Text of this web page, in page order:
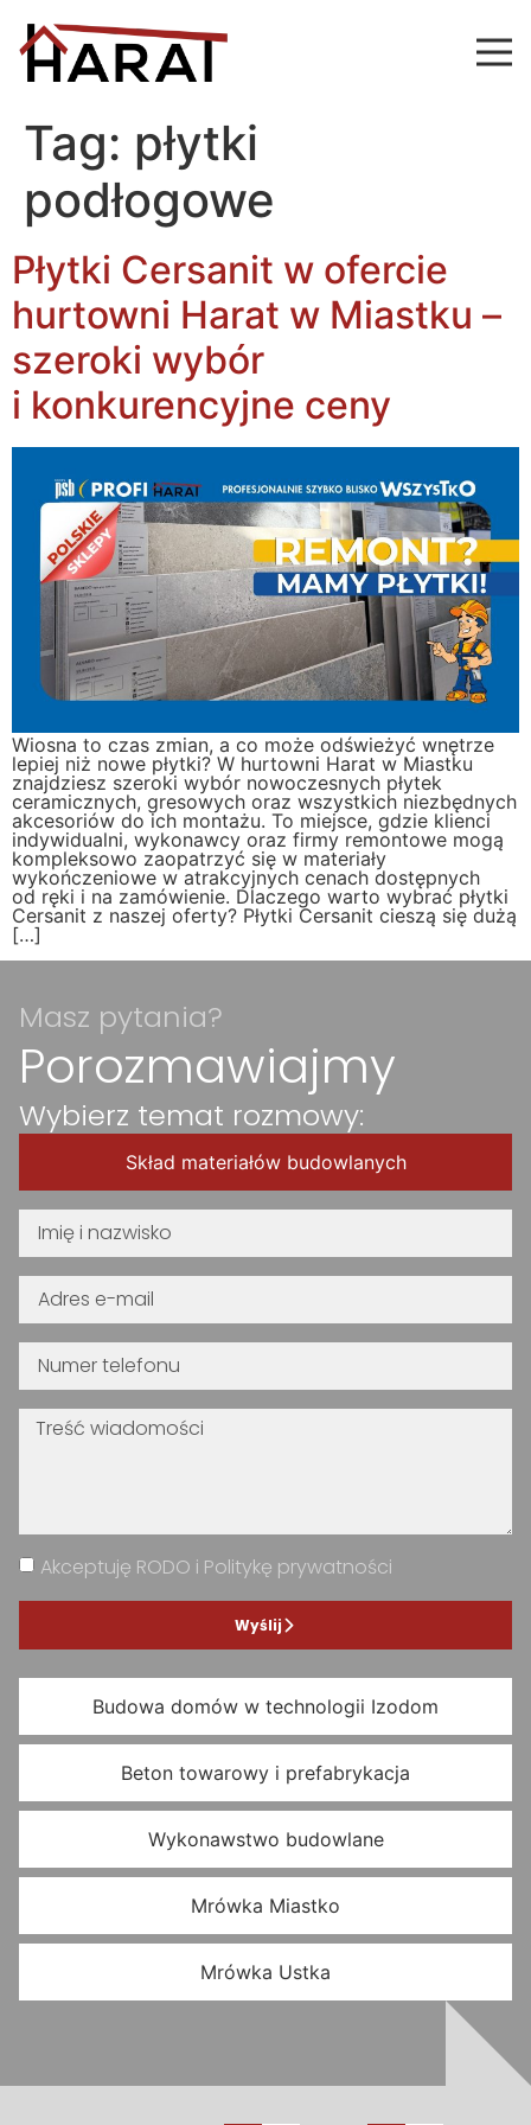
Tag: płytki
podłogowe
Płytki Cersanit w ofercie
hurtowni Harat w Miastku –
szeroki wybór
i konkurencyjne ceny
Wiosna to czas zmian, a co może odświeżyć wnętrze
lepiej niż nowe płytki? W hurtowni Harat w Miastku
znajdziesz szeroki wybór nowoczesnych płytek
ceramicznych, gresowych oraz wszystkich niezbędnych
akcesoriów do ich montażu. To miejsce, gdzie klienci
indywidualni, wykonawcy oraz firmy remontowe mogą
kompleksowo zaopatrzyć się w materiały
wykończeniowe w atrakcyjnych cenach dostępnych
od ręki i na zamówienie. Dlaczego warto wybrać płytki
Cersanit z naszej oferty? Płytki Cersanit cieszą się dużą
[…]
Masz pytania?
Porozmawiajmy
Wybierz temat rozmowy:
Skład materiałów budowlanych
Budowa domów w technologii Izodom
Beton towarowy i prefabrykacja
Wykonawstwo budowlane
Mrówka Miastko
Mrówka Ustka
Akceptuję RODO i Politykę prywatności
Wyślij